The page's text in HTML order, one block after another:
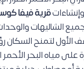
قرية فيفا
الشاليهات
الأول لتمنح السكان
مياه البحر الأحمر